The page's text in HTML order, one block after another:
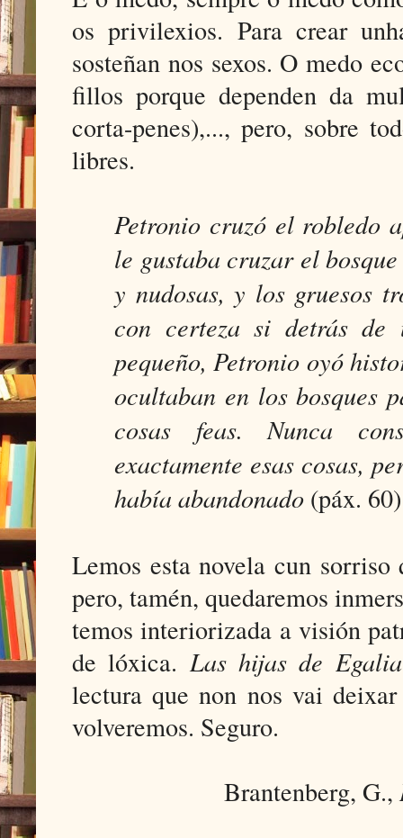
os privilexios. Para crear
sosteñan nos sexos. O medo
fillos porque dependen da
corta-penes),..., pero, sobre
libres.
Petronio cruzó el robledo
le gustaba cruzar el
y nudosas, y los gruesos
con certeza si detrás
pequeño, Petronio oyó
ocultaban en los bosques
cosas feas. Nunca
exactamente esas cosas,
había abandonado (páx. 60)
Lemos esta novela cun sorriso
pero, tamén, quedaremos
temos interiorizada a visión
de lóxica.Las hijas de Egalia
lectura que non nos vai
volveremos. Seguro.
Brantenberg, G.,